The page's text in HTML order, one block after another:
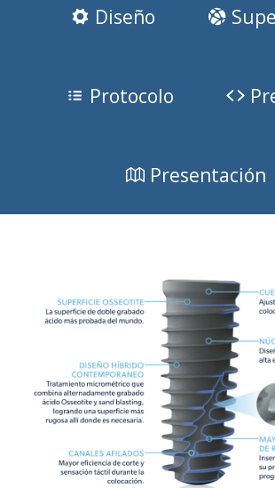
Diseño
Protocolo
Presentación